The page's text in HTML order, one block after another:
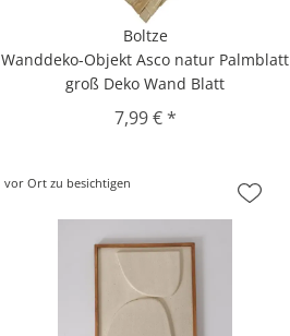
Boltze
Wanddeko-Objekt Asco natur Palmblatt
groß Deko Wand Blatt
7,99 € *
vor Ort zu besichtigen